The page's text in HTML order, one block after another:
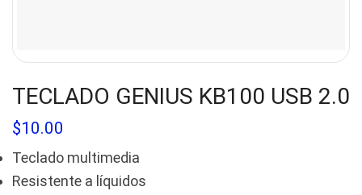
TECLADO GENIUS KB100 USB 2.0
$10.00
Teclado multimedia
Resistente a líquidos